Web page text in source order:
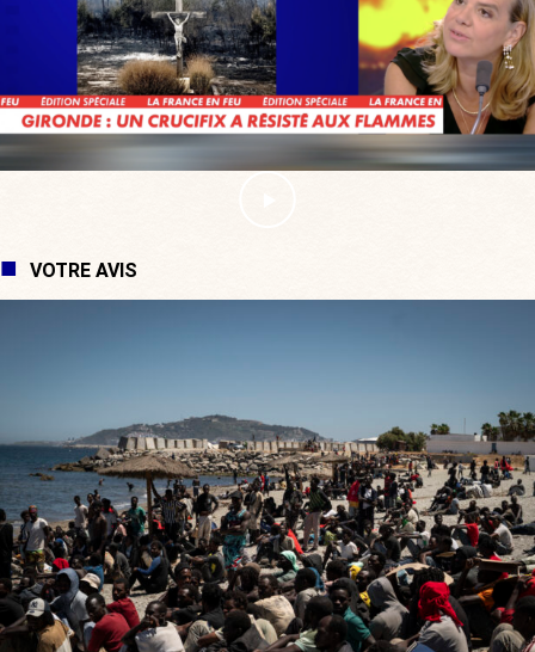
VOTRE AVIS